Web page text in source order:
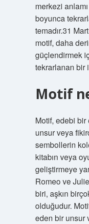
merkezi
boyunca
temadır.31
motif, daha
güçlendirmek
tekrarlanan bir
Motif
Motif, edebi
unsur veya
sembollerin
kitabın veya
geliştirmeye
Romeo ve
biri, aşkın
olduğudur.
eden bir unsur